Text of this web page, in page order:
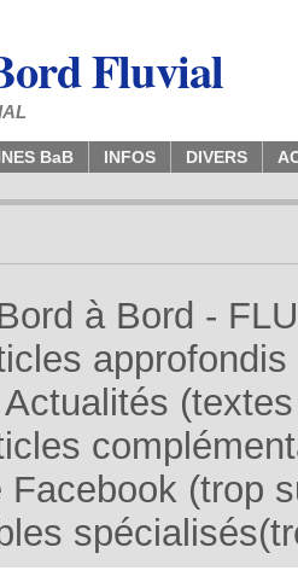
Fluvial
BaB INFOS DIVERS
à Bord -
Facebook (trop